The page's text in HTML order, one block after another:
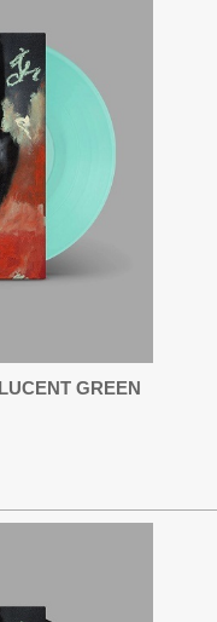
GREEN